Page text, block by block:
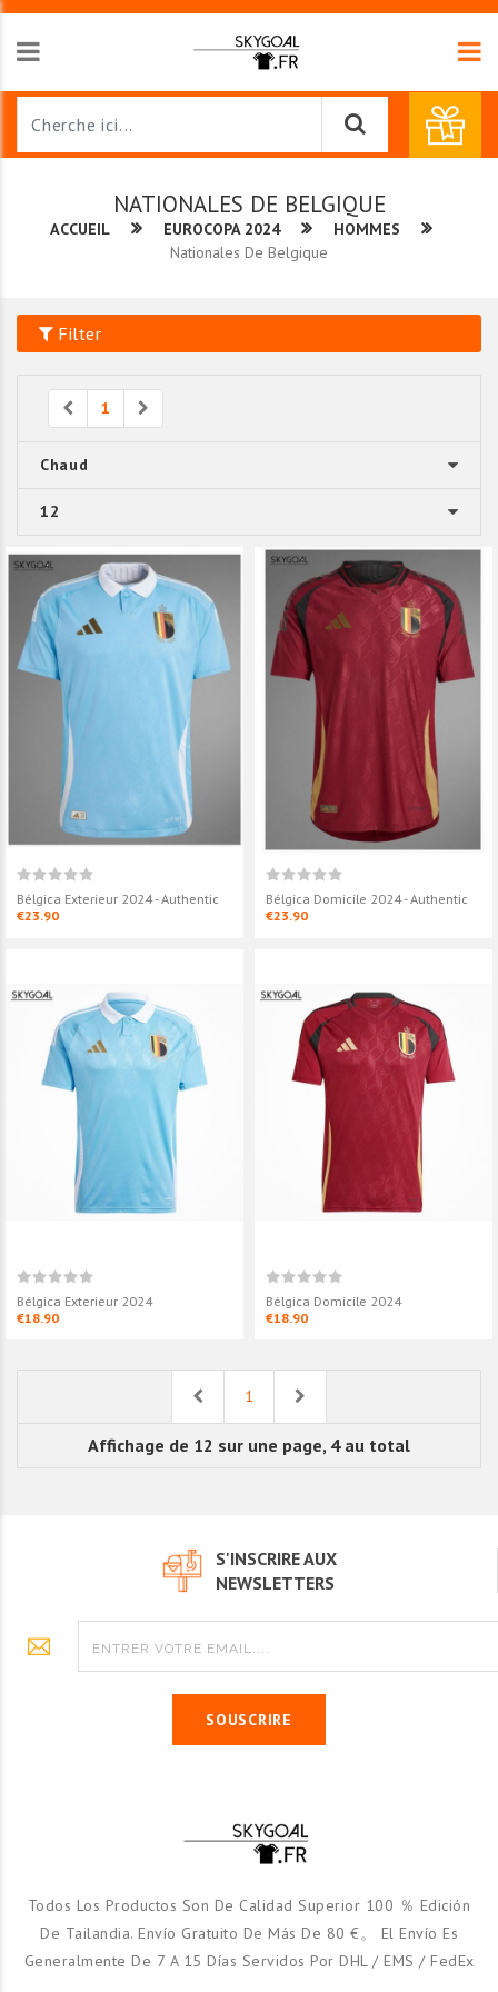
NATIONALES DE BELGIQUE
ACCUEIL EUROCOPA 2024
HOMMES
Nationales De Belgique
€18.90
Bélgica
Authentic
€23.90
Filter
Previous
1
Bélgica Exterieur 2024 - Authentic
€23.90
Bélgica Domicile 2024 - Authentic
€23.90
Bélgica Exterieur 2024
€18.90
Bélgica Domicile 2024
€18.90
Previous1
Affichage de 12 sur une page, 4 au total
S'INSCRIRE AUX
NEWSLETTERS
SOUSCRIRE
Todos Los Productos Son De Calidad Superior 100 ％ Edición
De Tailandia. Envío Gratuito De Más De 80 €。 El Envío Es
Generalmente De 7 A 15 Días Servidos Por DHL / EMS / FedEx